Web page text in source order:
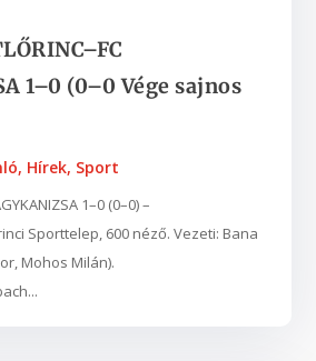
1–0 (0–0 Vége sajnos
, Hírek, Sport
1–0 (0–0) –
Sporttelep, 600 néző. Vezeti: Bana
Mohos Milán).